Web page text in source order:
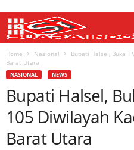
Home Nasional
Bupati Halsel, Buka
Barat Utara
NASIONAL NEWS
Bupati Halsel,
105 Diwilayah
Barat Utara